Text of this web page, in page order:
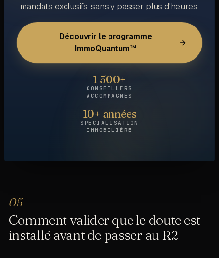
mandats exclusifs, sans y passer plus d'heures.
Découvrir le programme
ImmoQuantum™
1 500+
CONSEILLERS
ACCOMPAGNÉS
10+ années
SPÉCIALISATION
IMMOBILIÈRE
Comment valider que le doute est
installé avant de passer au R2